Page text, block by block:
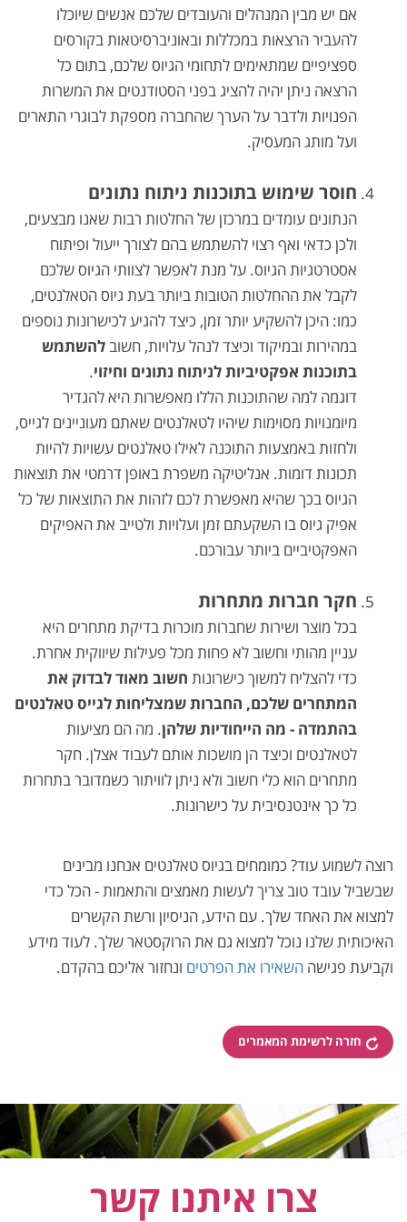
אם יש מבין המנהלים והעובדים שלכם אנשים שיוכלו
להעביר הרצאות במכללות ובאוניברסיטאות בקורסים
ספציפיים שמתאימים לתחומי הגיוס שלכם, בתום כל
הרצאה ניתן יהיה להציג בפני הסטודנטים את המשרות
הפנויות ולדבר על הערך שהחברה מספקת לבוגרי התארים
ועל מותג המעסיק.
חוסר שימוש בתוכנות ניתוח נתונים
הנתונים עומדים במרכזן של החלטות רבות שאנו מבצעים,
ולכן כדאי ואף רצוי להשתמש בהם לצורך ייעול ופיתוח
אסטרטגיות הגיוס. על מנת לאפשר לצוותי הגיוס שלכם
לקבל את ההחלטות הטובות ביותר בעת גיוס הטאלנטים,
כמו: היכן להשקיע יותר זמן, כיצד להגיע לכישרונות נוספים
במהירות ובמיקוד וכיצד לנהל עלויות, חשובלהשתמש
בתוכנות אפקטיביות לניתוח נתונים וחיזוי.
דוגמה למה שהתוכנות הללו מאפשרות היא להגדיר
מיומנויות מסוימות שיהיו לטאלנטים שאתם מעוניינים לגייס,
ולחזות באמצעות התוכנה לאילו טאלנטים עשויות להיות
תכונות דומות. אנליטיקה משפרת באופן דרמטי את תוצאות
הגיוס בכך שהיא מאפשרת לכם לזהות את התוצאות של כל
אפיק גיוס בו השקעתם זמן ועלויות ולטייב את האפיקים
האפקטיביים ביותר עבורכם.
חקר חברות מתחרות
בכל מוצר ושירות שחברות מוכרות בדיקת מתחרים היא
עניין מהותי וחשוב לא פחות מכל פעילות שיווקית אחרת.
כדי להצליח למשוך כישרונות חשוב מאוד לבדוק את
המתחרים שלכם, החברות שמצליחות לגייס טאלנטים
בהתמדה - מה הייחודיות שלהן. מה הם מציעות
לטאלנטים וכיצד הן מושכות אותם לעבוד אצלן. חקר
מתחרים הוא כלי חשוב ולא ניתן לוויתור כשמדובר בתחרות
כל כך אינטנסיבית על כישרונות.
רוצה לשמוע עוד? כמומחים בגיוס טאלנטים אנחנו מבינים
שבשביל עובד טוב צריך לעשות מאמצים והתאמות - הכל כדי
למצוא את האחד שלך. עם הידע, הניסיון ורשת הקשרים
האיכותית שלנו נוכל למצוא גם את הרוקסטאר שלך. לעוד מידע
וקביעת פגישה השאירו את הפרטים ונחזור אליכם בהקדם.
חזרה לרשימת המאמרים
צרו איתנו קשר